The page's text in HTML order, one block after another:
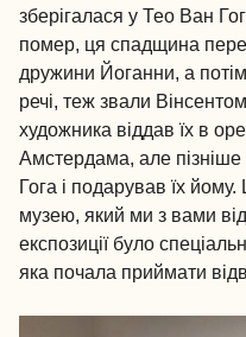
зберігалася у Тео Ван
помер, ця спадщина
дружини Йоганни, а
речі, теж звали
художника віддав їх в
Амстердама, але
Гога і подарував їх
музею, який ми з вами
експозиції було
яка почала приймати